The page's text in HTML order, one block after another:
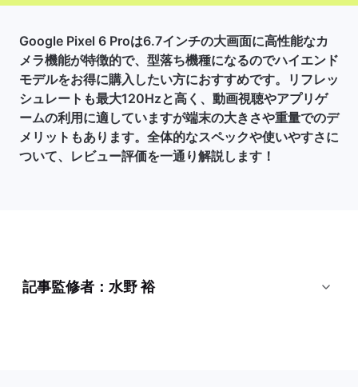
Google Pixel 6 Proは6.7インチの大画面に高性能なカ
メラ機能が特徴的で、型落ち機種になるのでハイエンド
モデルをお得に購入したい方におすすめです。リフレッ
シュレートも最大120Hzと高く、動画視聴やアプリゲ
ームの利用に適していますが端末の大きさや重量でのデ
メリットもあります。全体的なスペックや使いやすさに
ついて、レビュー評価を一通り解説します！
記事監修者：水野 裕